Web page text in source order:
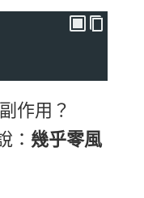
作用？
： 幾乎零風